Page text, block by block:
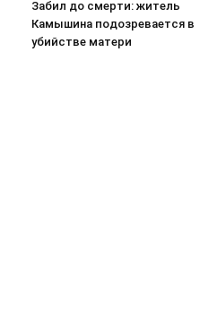
Забил до смерти: житель
Камышина подозревается в
убийстве матери